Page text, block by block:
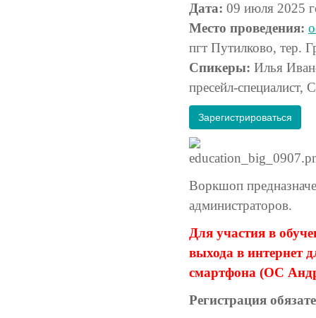
Дата: 09 июля 2025
Место проведения:
пгт Путилково, тер.
Спикеры: Илья
пресейл-
Зарегистрироваться
Воркшоп
администраторов.
Для участия в
выхода в интернет
смартфона (ОС
Регистрация